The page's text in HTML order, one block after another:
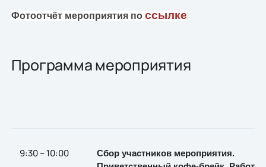
Фотоотчёт мероприятия по ссылке
Программа мероприятия
9:30 – 10:00
Сбор участников мероприятия.